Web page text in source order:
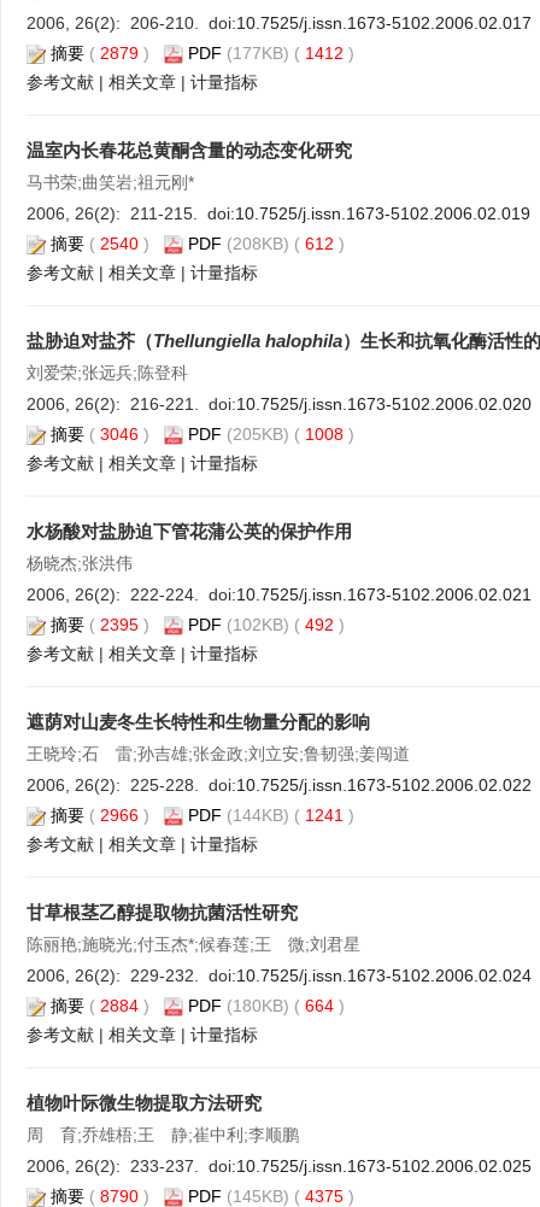
2006, 26(2): 206-210. doi:10.7525/j.issn.1673-5102.2006.02.017
摘要 ( 2879 ) PDF (177KB) ( 1412 )
参考文献 | 相关文章 | 计量指标
温室内长春花总黄酮含量的动态变化研究
马书荣;曲笑岩;祖元刚*
2006, 26(2): 211-215. doi:10.7525/j.issn.1673-5102.2006.02.019
摘要 ( 2540 ) PDF (208KB) ( 612 )
参考文献 | 相关文章 | 计量指标
盐胁迫对盐芥（Thellungiella halophila）生长和抗氧化酶活性
刘爱荣;张远兵;陈登科
2006, 26(2): 216-221. doi:10.7525/j.issn.1673-5102.2006.02.020
摘要 ( 3046 ) PDF (205KB) ( 1008 )
参考文献 | 相关文章 | 计量指标
水杨酸对盐胁迫下管花蒲公英的保护作用
杨晓杰;张洪伟
2006, 26(2): 222-224. doi:10.7525/j.issn.1673-5102.2006.02.021
摘要 ( 2395 ) PDF (102KB) ( 492 )
参考文献 | 相关文章 | 计量指标
遮荫对山麦冬生长特性和生物量分配的影响
王晓玲;石 雷;孙吉雄;张金政;刘立安;鲁韧强;姜闯道
2006, 26(2): 225-228. doi:10.7525/j.issn.1673-5102.2006.02.022
摘要 ( 2966 ) PDF (144KB) ( 1241 )
参考文献 | 相关文章 | 计量指标
甘草根茎乙醇提取物抗菌活性研究
陈丽艳;施晓光;付玉杰*;候春莲;王 微;刘君星
2006, 26(2): 229-232. doi:10.7525/j.issn.1673-5102.2006.02.024
摘要 ( 2884 ) PDF (180KB) ( 664 )
参考文献 | 相关文章 | 计量指标
植物叶际微生物提取方法研究
周 育;乔雄梧;王 静;崔中利;李顺鹏
2006, 26(2): 233-237. doi:10.7525/j.issn.1673-5102.2006.02.025
摘要 ( 8790 ) PDF (145KB) ( 4375 )